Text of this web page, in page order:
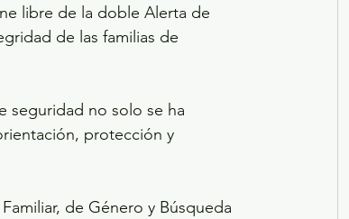
libre de la doble Alerta de
de las familias de
seguridad no solo se ha
protección y
de Género y Búsqueda